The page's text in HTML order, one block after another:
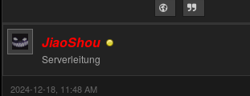
JiaoShou
Serverleitung
2024-12-18, 11:48 AM